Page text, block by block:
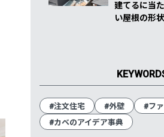
建てるに当
い屋根の形
#注文住宅 #外壁
#フ
#カベのアイデア事典